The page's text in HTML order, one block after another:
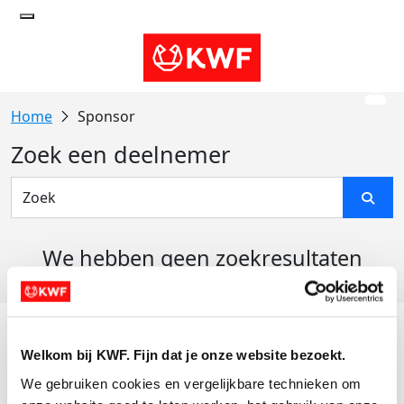
Welkom bij KWF. Fijn dat je onze website bezoekt.
We gebruiken cookies en vergelijkbare technieken om
Sponsor
Zoek een deelnemer
We hebben geen zoekresultaten
Actiematerialen
Evenementen